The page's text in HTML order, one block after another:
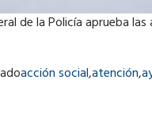
de la Policía aprueba
acción social,atención,